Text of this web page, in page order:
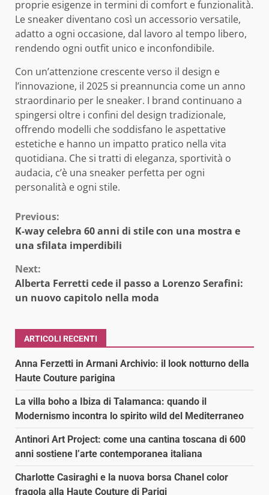
proprie esigenze in termini di comfort e funzionalità.
Le sneaker diventano così un accessorio versatile,
adatto a ogni occasione, dal lavoro al tempo libero,
rendendo ogni outfit unico e inconfondibile.
Con un’attenzione crescente verso il design e
l’innovazione, il 2025 si preannuncia come un anno
straordinario per le sneaker. I brand continuano a
spingersi oltre i confini del design tradizionale,
offrendo modelli che soddisfano le aspettative
estetiche e hanno un impatto pratico nella vita
quotidiana. Che si tratti di eleganza, sportività o
audacia, c’è una sneaker perfetta per ogni
personalità e ogni stile.
Continue
Reading
Previous:
K-way celebra 60 anni di stile con una mostra e
una sfilata imperdibili
Next:
Alberta Ferretti cede il passo a Lorenzo Serafini:
un nuovo capitolo nella moda
ARTICOLI RECENTI
Anna Ferzetti in Armani Archivio: il look notturno della
Haute Couture parigina
La villa boho a Ibiza di Talamanca: quando il
Modernismo incontra lo spirito wild del Mediterraneo
Antinori Art Project: come una cantina toscana di 600
anni sostiene l’arte contemporanea italiana
Charlotte Casiraghi e la nuova borsa Chanel color
fragola alla Haute Couture di Parigi